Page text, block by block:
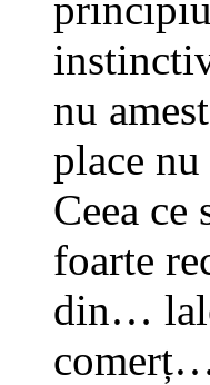
nu
place
Ceea ce
foarte
din…